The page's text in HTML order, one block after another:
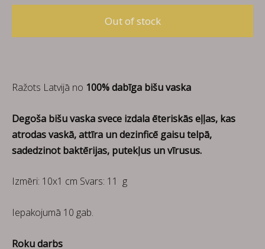
Out of stock
Ražots Latvijā no 100% dabīga bišu vaska
Degoša bišu vaska svece izdala ēteriskās eļļas, kas
atrodas vaskā, attīra un dezinficē gaisu telpā,
sadedzinot baktērijas, putekļus un vīrusus.
Izmēri: 10x1 cm Svars: 11 g
Iepakojumā 10 gab.
Roku darbs